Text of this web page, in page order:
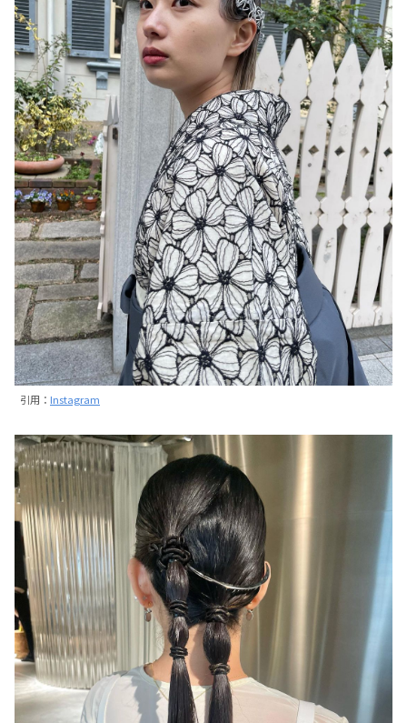
引用： Instagram